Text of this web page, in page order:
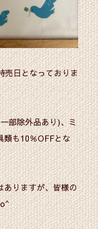
売日となっておりま
部除外品あり)、ミ
類も10％OFFとな
ありますが、皆様の